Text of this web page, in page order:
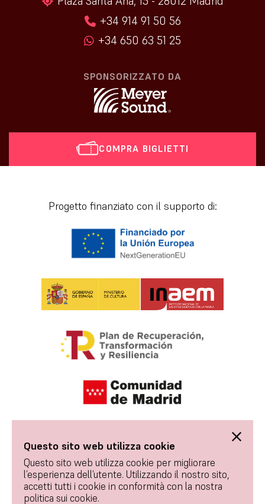
COMPRA BIGLIETTI
+34 914 91 50 56
+34 650 63 51 25
SPONSORIZZATO DA
Progetto finanziato con il supporto di:
Questo sito web utilizza cookie
Questo sito web utilizza cookie per migliorare
l’esperienza dell’utente. Utilizzando il nostro sito,
accetti tutti i cookie in conformità con la nostra
politica sui cookie.